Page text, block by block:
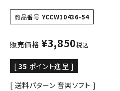
商品番号 YCCW10436-54
販売価格 ¥3,850税込
[ 35 ポイント進呈 ]
送料パターン 音楽ソフト